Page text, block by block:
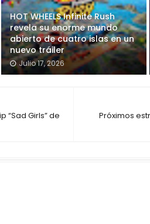
HOT WHEELS Infinite Rush
revela su enorme mundo
abierto de cuatro islas en un
nuevo tráiler
Julio 17, 2026
Próximos
“Sad Girls” de